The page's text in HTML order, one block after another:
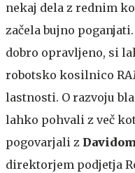
nekaj dela z rednim
začela bujno
dobro opravljeno, si
robotsko kosilnico
lastnosti. O razvoju
lahko pohvali z več
pogovarjali z
direktorjem podjetja